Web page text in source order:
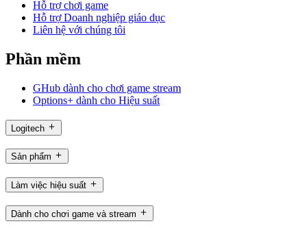
Hỗ trợ chơi game
Hỗ trợ Doanh nghiệp giáo dục
Liên hệ với chúng tôi
Phần mềm
GHub dành cho chơi game stream
Options+ dành cho Hiệu suất
Logitech
Sản phẩm
Làm việc hiệu suất
Dành cho chơi game và stream